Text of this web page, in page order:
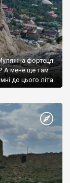
фортеця!
А мене ще там
до цього літа.